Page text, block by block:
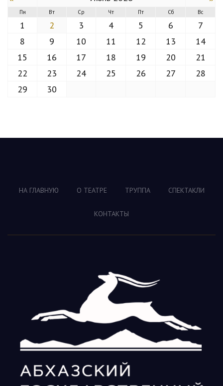
Пн Вт Ср Чт Пт Сб Вс
1 2 3 4 5 6
7
8
9 10 11 12 13
14
15
16 17 18 19 20
21
22
23 24 25 26 27
28
29
30
НА ГЛАВНУЮ О ТЕАТРЕ ТРУППА СПЕКТАКЛИ
КОНТАКТЫ